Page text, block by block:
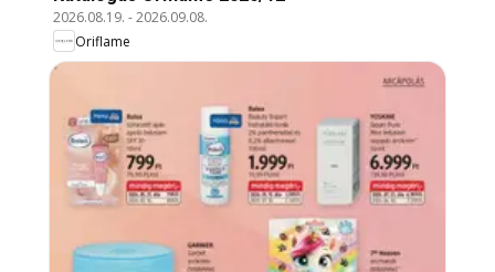
2026.08.19. -2026.09.08.
Oriflame